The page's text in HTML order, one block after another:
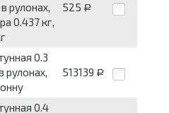
рулонах,
0.437 кг,
525 Р
0.3
рулонах,
513139 Р
0.4